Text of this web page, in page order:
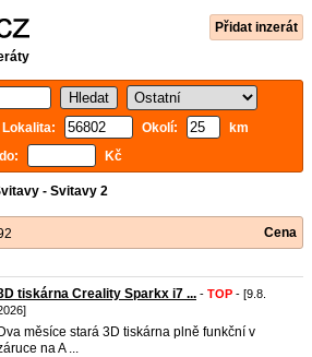
Přidat inzerát
Lokalita:
Okolí:
km
Kč
- Svitavy 2
Cena
tiskárna Creality Sparkx i7 ... - TOP - [9.8.
Dva měsíce stará 3D tiskárna plně funkční v
na A ...